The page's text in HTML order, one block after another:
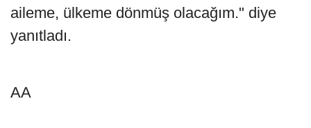
aileme, ülkeme dönmüş olacağım." diye
yanıtladı.
AA